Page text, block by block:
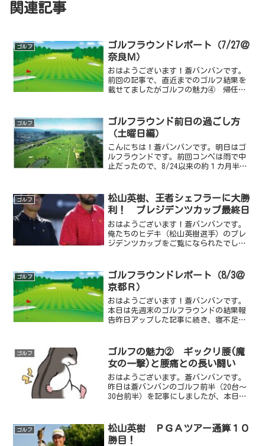
関連記事
ゴルフ
ゴルフラウンドレポート（7/27＠
奈良Ｍ）
おはようございます！蒼バンバンです。
前回の記事で、直近までのゴルフ結果を
載せてましたがゴルフの魅力④ 帰任後
(aobanban.com)今回はその内容の更新で
す。とに...
ゴルフ
ゴルフラウンド前日の過ごし方
（土曜日編）
こんにちは！蒼バンバンです。明日はゴ
ルフラウンドです。前回コンペは雨で中
止だったので、8/24以来の約１カ月半ぶ
については上の記事にまとめましたが、
今日は前日の過ごし方...
ゴルフ
松山英樹、王者シェフラーに大勝
利！ プレジデンツカップ最終日
おはようございます！蒼バンバンです。
俺たちのヒデキ（松山英樹選手）のプレ
ジデンツカップをご覧になられたでしょ
日のマッチプレーで世界ランキング１位
の絶対王者であるスコッテ...
ゴルフ
ゴルフラウンドレポート（8/3＠
京都Ｒ）
おはようございます！蒼バンバンです。
本日は先週末のゴルフラウンドの結果報
告昨日アップした記事に続き、寝不足ラ
と気にしながらの辛いラウンドでした
が、今回は酷暑を避けるめた...
ゴルフ
ゴルフの魅力② ギックリ腰(魔
女の一撃)と腰痛との長い闘い
おはようございます。蒼バンバンです。
昨日は蒼バンバンのゴルフ前半（20台～
30台前半）を記事にしましたが、本日
スト77を出し、一気にゴルフ熱が上がる
も、その後すぐに誕...
ゴルフ
松山英樹 ＰＧＡツアー通算１０
勝目！